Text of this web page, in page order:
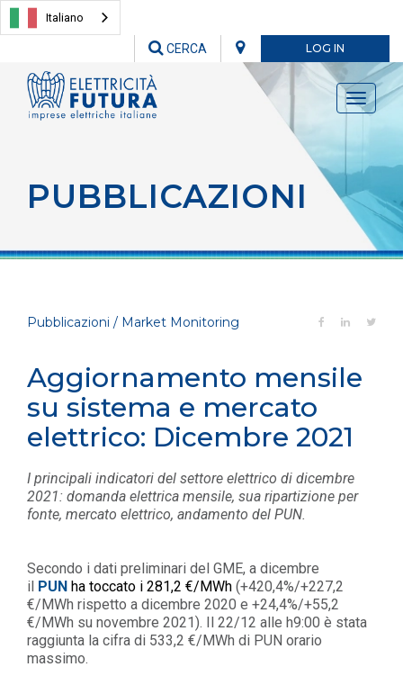
Italiano
LOG IN
CERCA
Toggle
PUBBLICAZIONI
Pubblicazioni / Market Monitoring
Aggiornamento mensile
su sistema e mercato
elettrico: Dicembre 2021
I principali indicatori del settore elettrico di dicembre
2021: domanda elettrica mensile, sua ripartizione per
fonte, mercato elettrico, andamento del PUN.
Secondo i dati preliminari del GME, a dicembre
il PUN ha toccato i 281,2 €/MWh (+420,4%/+227,2
€/MWh rispetto a dicembre 2020 e +24,4%/+55,2
€/MWh su novembre 2021). Il 22/12 alle h9:00 è stata
raggiunta la cifra di 533,2 €/MWh di PUN orario
massimo.